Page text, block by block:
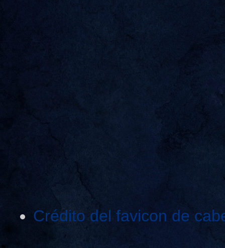
Crédito del favicon de